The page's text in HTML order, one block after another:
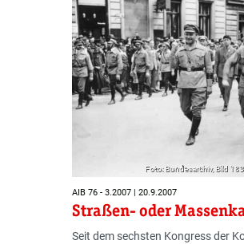
Foto: Bundesarchiv, Bild
AIB 76 - 3.2007 | 20.9.2007
Straßen- oder
Seit dem sechsten Kongress der